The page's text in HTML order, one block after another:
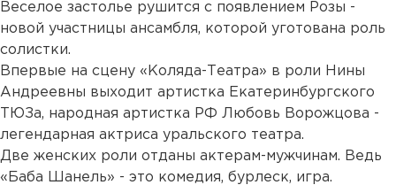
Веселое застолье рушится с появлением Розы -
новой участницы ансамбля, которой уготована роль
солистки.
Впервые на сцену «Коляда-Театра» в роли Нины
Андреевны выходит артистка Екатеринбургского
ТЮЗа, народная артистка РФ Любовь Ворожцова -
легендарная актриса уральского театра.
Две женских роли отданы актерам-мужчинам. Ведь
«Баба Шанель» - это комедия, бурлеск, игра.